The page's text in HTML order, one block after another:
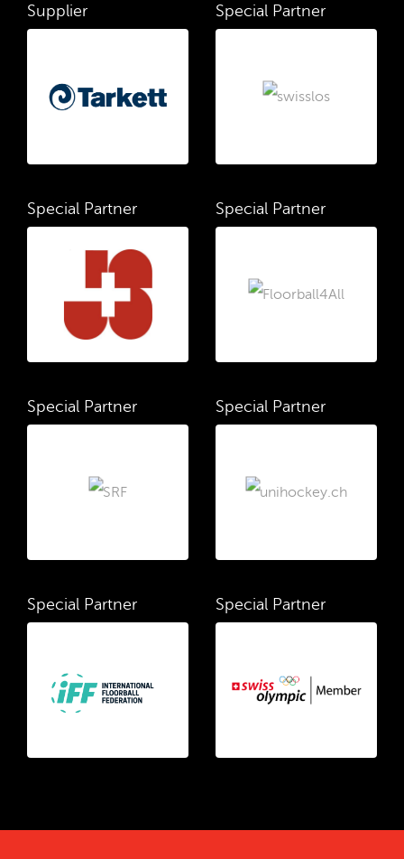
Supplier Special Partner
Special Partner Special Partner
Special Partner Special Partner
Special Partner Special Partner